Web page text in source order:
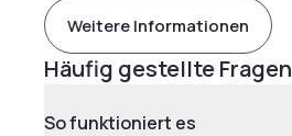
Weitere Informationen
Häufig gestellte Fragen
So funktioniert es